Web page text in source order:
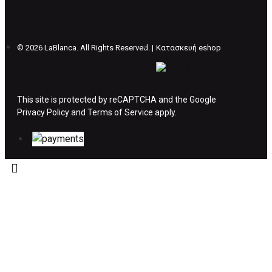
ΔΙΚΑΙΩΜΑ ΥΠΑΝΑΧΩΡΗΣΗΣ-ΕΠΙΣΤΡΟΦΗ
Η επιστροφή χρημάτων ακολουθείται στις
Το προϊόν θα πρέπει να βρίσκεται στην αρχική
© 2026 LaBlanca. All Rights Reserved. | Κατασκευή eshop
This site is protected by reCAPTCHA and the Google
Privacy Policyand Terms of Service apply.